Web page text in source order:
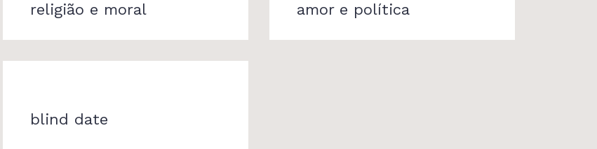
religião e moral amor e política
blind date